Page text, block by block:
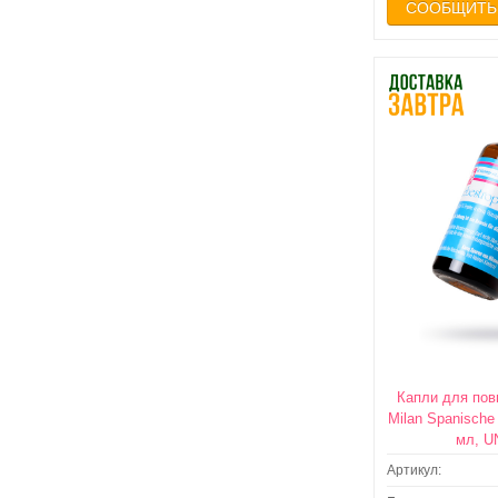
Капли для
Milan
мл,
Артикул: